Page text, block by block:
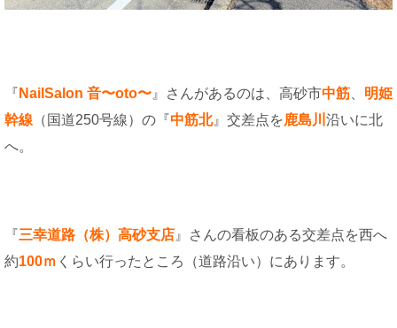
『 NailSalon 音〜oto〜 』さんがあるのは、高砂市中筋
明姫
幹線 （国道250号線）の『中筋北』交差点を鹿島川 沿いに北
へ。
『三幸道路（株）高砂支店 』さんの看板のある交差点を西へ
約100ｍ くらい行ったところ（道路沿い）にあります。